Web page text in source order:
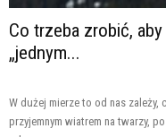
Co trzeba zrobić,
„jednym...
W dużej mierze to od nas zależy,
przyjemnym wiatrem na twarzy,